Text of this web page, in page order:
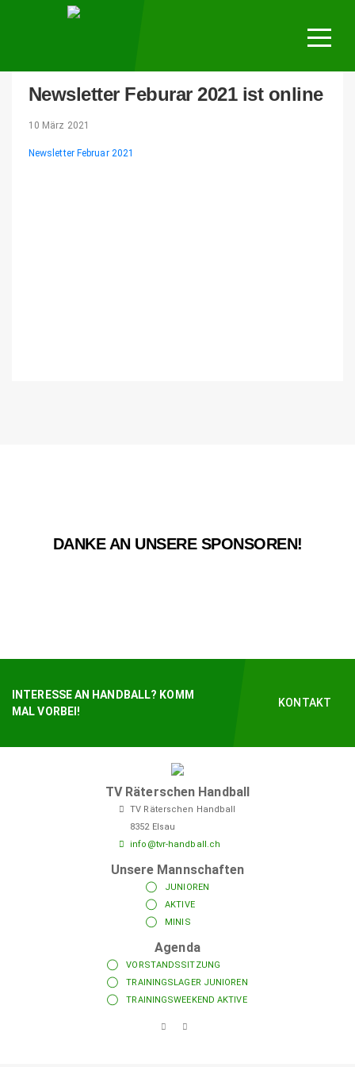
Verein
Newsletter Feburar 2021 ist online
10 März 2021
Newsletter Februar 2021
DANKE AN UNSERE SPONSOREN!
INTERESSE AN HANDBALL? KOMM
MAL VORBEI!
KONTAKT
TV Räterschen Handball
TV Räterschen Handball
8352 Elsau
info@tvr-handball.ch
Unsere Mannschaften
JUNIOREN
AKTIVE
MINIS
Agenda
VORSTANDSSITZUNG
TRAININGSLAGER JUNIOREN
TRAININGSWEEKEND AKTIVE